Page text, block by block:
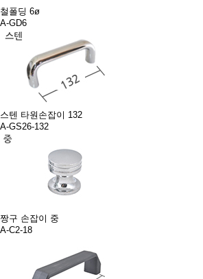
철폴딩 6ø
A-GD6
스텐 타원손잡이 132
A-GS26-132
짱구 손잡이 중
A-C2-18